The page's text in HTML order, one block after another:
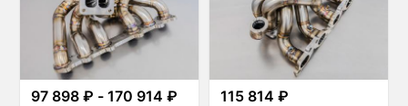
97 898 ₽ - 170 914 ₽ 115 814 ₽